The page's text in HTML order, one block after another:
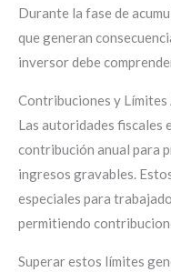
Durante la fase de
que generan
inversor debe
Contribuciones y Límites
Las autoridades fiscales
contribución anual para
ingresos gravables.
especiales para
permitiendo
Superar estos límites